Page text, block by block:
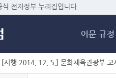
전자정부 누리집입니다.
어문 규정
[시행 2014. 12. 5.] 문화체육관광부